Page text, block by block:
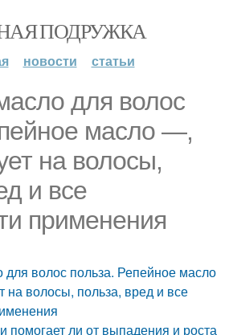
ПОДРУЖКА
новости статьи
для волос
масло —,
на волосы,
и все
применения
волос польза. Репейное масло
на волосы, польза, вред и все
помогает ли от выпадения и роста